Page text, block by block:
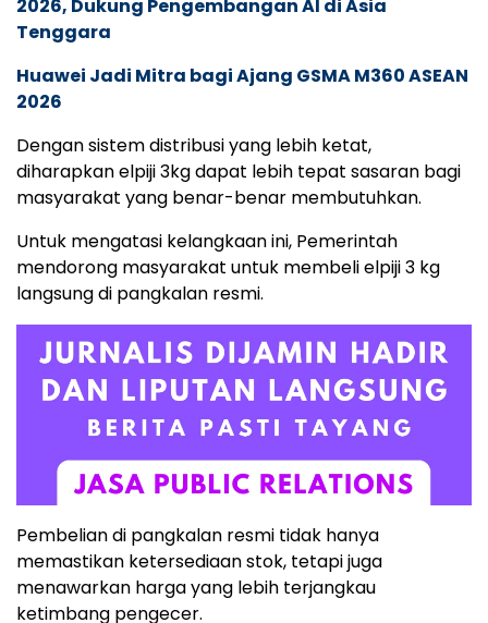
2026, Dukung Pengembangan AI di Asia
Tenggara
Huawei Jadi Mitra bagi Ajang GSMA M360 ASEAN
2026
Dengan sistem distribusi yang lebih ketat,
diharapkan elpiji 3kg dapat lebih tepat sasaran bagi
masyarakat yang benar-benar membutuhkan.
Untuk mengatasi kelangkaan ini, Pemerintah
mendorong masyarakat untuk membeli elpiji 3 kg
langsung di pangkalan resmi.
Pembelian di pangkalan resmi tidak hanya
memastikan ketersediaan stok, tetapi juga
menawarkan harga yang lebih terjangkau
ketimbang pengecer.